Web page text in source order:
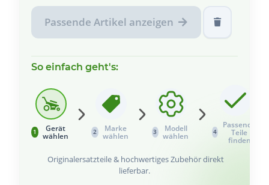
Passende Artikel anzeigen
So einfach geht's:
1
Gerät
wählen
2
Marke
wählen
3
Modell
wählen
4
Passende
Teile
finden
Originalersatzteile & hochwertiges Zubehör direkt
lieferbar.